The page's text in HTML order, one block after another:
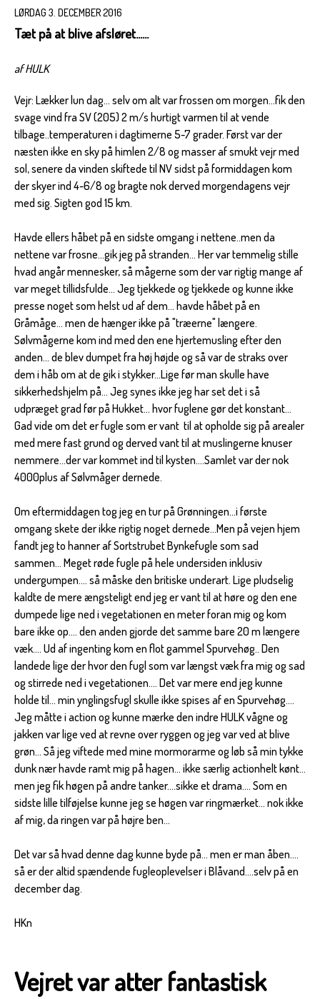
LØRDAG 3. DECEMBER 2016
Tæt på at blive afsløret......
af HULK
Vejr: Lækker lun dag... selv om alt var frossen om morgen...fik den
svage vind fra SV (205) 2 m/s hurtigt varmen til at vende
tilbage..temperaturen i dagtimerne 5-7 grader. Først var der
næsten ikke en sky på himlen 2/8 og masser af smukt vejr med
sol, senere da vinden skiftede til NV sidst på formiddagen kom
der skyer ind 4-6/8 og bragte nok derved morgendagens vejr
med sig. Sigten god 15 km.
Havde ellers håbet på en sidste omgang i nettene..men da
nettene var frosne...gik jeg på stranden... Her var temmelig stille
hvad angår mennesker, så mågerne som der var rigtig mange af
var meget tillidsfulde... Jeg tjekkede og tjekkede og kunne ikke
presse noget som helst ud af dem... havde håbet på en
Gråmåge... men de hænger ikke på "træerne" længere.
Sølvmågerne kom ind med den ene hjertemusling efter den
anden... de blev dumpet fra høj højde og så var de straks over
dem i håb om at de gik i stykker...Lige før man skulle have
sikkerhedshjelm på... Jeg synes ikke jeg har set det i så
udpræget grad før på Hukket... hvor fuglene gør det konstant...
Gad vide om det er fugle som er vant til at opholde sig på arealer
med mere fast grund og derved vant til at muslingerne knuser
nemmere...der var kommet ind til kysten....Samlet var der nok
4000plus af Sølvmåger dernede.
Om eftermiddagen tog jeg en tur på Grønningen...i første
omgang skete der ikke rigtig noget dernede...Men på vejen hjem
fandt jeg to hanner af Sortstrubet Bynkefugle som sad
sammen... Meget røde fugle på hele undersiden inklusiv
undergumpen.... så måske den britiske underart. Lige pludselig
kaldte de mere ængsteligt end jeg er vant til at høre og den ene
dumpede lige ned i vegetationen en meter foran mig og kom
bare ikke op.... den anden gjorde det samme bare 20 m længere
væk.... Ud af ingenting kom en flot gammel Spurvehøg.. Den
landede lige der hvor den fugl som var længst væk fra mig og sad
og stirrede ned i vegetationen.... Det var mere end jeg kunne
holde til... min ynglingsfugl skulle ikke spises af en Spurvehøg....
Jeg måtte i action og kunne mærke den indre HULK vågne og
jakken var lige ved at revne over ryggen og jeg var ved at blive
grøn... Så jeg viftede med mine mormorarme og løb så min tykke
dunk nær havde ramt mig på hagen... ikke særlig actionhelt kønt...
men jeg fik høgen på andre tanker....sikke et drama.... Som en
sidste lille tilføjelse kunne jeg se høgen var ringmærket... nok ikke
af mig, da ringen var på højre ben...
Det var så hvad denne dag kunne byde på... men er man åben....
så er der altid spændende fugleoplevelser i Blåvand....selv på en
december dag.
HKn
Vejret var atter fantastisk